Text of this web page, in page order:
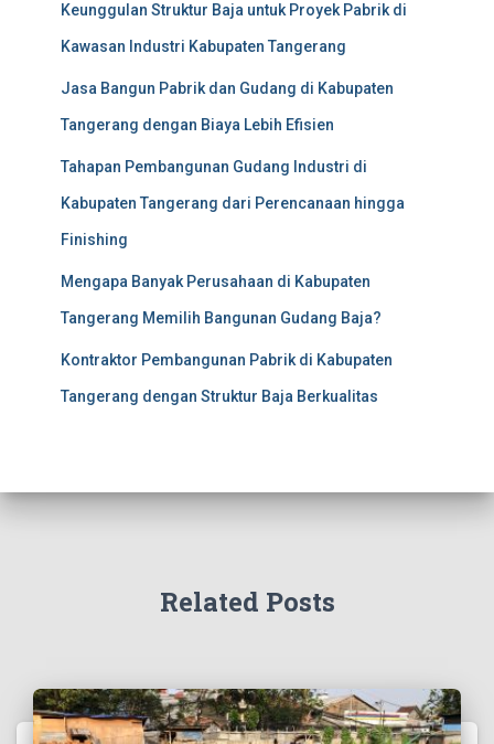
Keunggulan Struktur Baja untuk Proyek Pabrik di
Kawasan Industri Kabupaten Tangerang
Jasa Bangun Pabrik dan Gudang di Kabupaten
Tangerang dengan Biaya Lebih Efisien
Tahapan Pembangunan Gudang Industri di
Kabupaten Tangerang dari Perencanaan hingga
Finishing
Mengapa Banyak Perusahaan di Kabupaten
Tangerang Memilih Bangunan Gudang Baja?
Kontraktor Pembangunan Pabrik di Kabupaten
Tangerang dengan Struktur Baja Berkualitas
Related Posts